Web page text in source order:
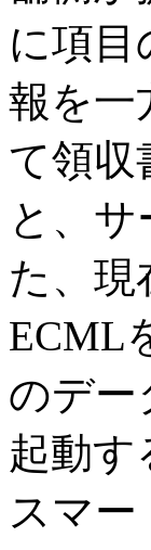
に項目
報を一
て領収
と、
た、現
ECML
のデー
起動す
スマ